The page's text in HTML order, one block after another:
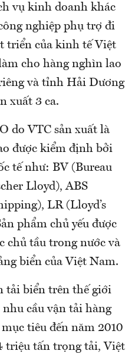
vụ kinh doanh khác
nghiệp phụ trợ đi
triển của kinh tế Việt
cho hàng nghìn lao
và tỉnh Hải Dương
xuất 3 ca.
do VTC sản xuất là
được kiểm định bởi
tế như: BV (Bureau
Lloyd), ABS
LR (Lloyd’s
phẩm chủ yếu được
chủ tầu trong nước và
biển của Việt Nam.
tải biển trên thế giới
cầu vận tải hàng
tiêu đến năm 2010
triệu tấn trọng tải, Việt